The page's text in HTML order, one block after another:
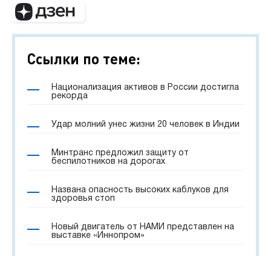
Ссылки по теме:
Национализация активов в России достигла
рекорда
Удар молний унес жизни 20 человек в Индии
Минтранс предложил защиту от
беспилотников на дорогах
Названа опасность высоких каблуков для
здоровья стоп
Новый двигатель от НАМИ представлен на
выставке «Иннопром»